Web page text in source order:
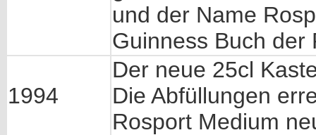
und der Name
Guinness Buch der
1994
Der neue 25cl
Die Abfüllungen
Rosport Medium